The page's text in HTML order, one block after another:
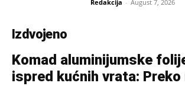
Redakcija - August 7, 2026
Izdvojeno
Komad aluminijumske
ispred kućnih vrata: Preko